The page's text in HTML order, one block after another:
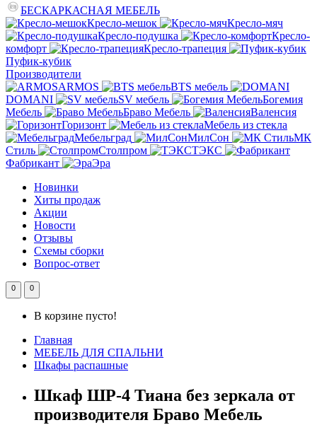
БЕСКАРКАСНАЯ МЕБЕЛЬ
Кресло-мешок
Кресло-мяч
Кресло-подушка
Кресло-
комфорт
Кресло-трапеция
Пуфик-кубик
Производители
ARMOS
BTS мебель
DOMANI
SV мебель
Богемия
Мебель
Браво Мебель
Валенсия
Горизонт
Мебель из стекла
Мебельград
МилСон
МК
Стиль
Столпром
ТЭКС
Фабрикант
Эра
Новинки
Хиты продаж
Акции
Новости
Отзывы
Схемы сборки
Вопрос-ответ
0 0
В корзине пусто!
Главная
МЕБЕЛЬ ДЛЯ СПАЛЬНИ
Шкафы распашные
Шкаф ШР-4 Тиана без зеркала от
производителя Браво Мебель